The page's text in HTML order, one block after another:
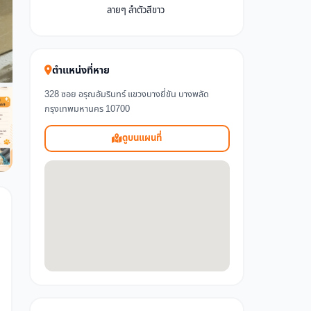
ลายๆ ลำตัวสีขาว
ตำแหน่งที่หาย
328 ซอย อรุณอัมรินทร์ แขวงบางยี่ขัน บางพลัด
กรุงเทพมหานคร 10700
ดูบนแผนที่